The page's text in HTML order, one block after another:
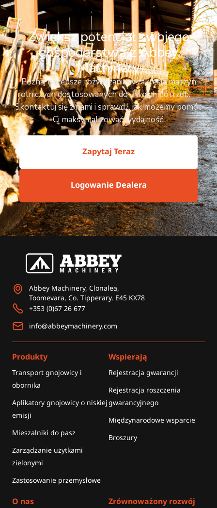
Zwiększ potencjał swojego
gospodarstwa z Abbey
Machinery
Poznaj najlepsze rozwiązania w zakresie maszyn
rolniczych dostosowanych do Twoich potrzeb.
Skontaktuj się z nami i sprawdź, jak możemy pomóc
Ci maksymalizować wydajność.
Zapytaj Teraz
Logowanie Dealera
Abbey Machinery, Clonalea,
Toomevara, Co. Tipperary. E45 KX78
+353 (0)67 26 677
info@abbeymachinery.com
Produkty
Transport gnojowicy i
obornika
Aplikatory gnojowicy o niskiej
emisji
Mieszalniki do pasz
Zarządzanie użytkami
zielonymi
Zastosowanie przemysłowe
Wspierają
Rejestracja gwarancji
Rejestracja roszczenia
gwarancyjnego
Międzynarodowe wsparcie
Broszury
O nas Zrównoważony rozwój